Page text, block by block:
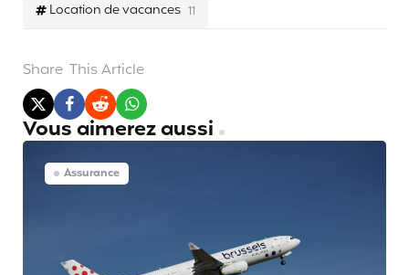
Location de vacances 11
Share This Article
Vous aimerez aussi
Assurance